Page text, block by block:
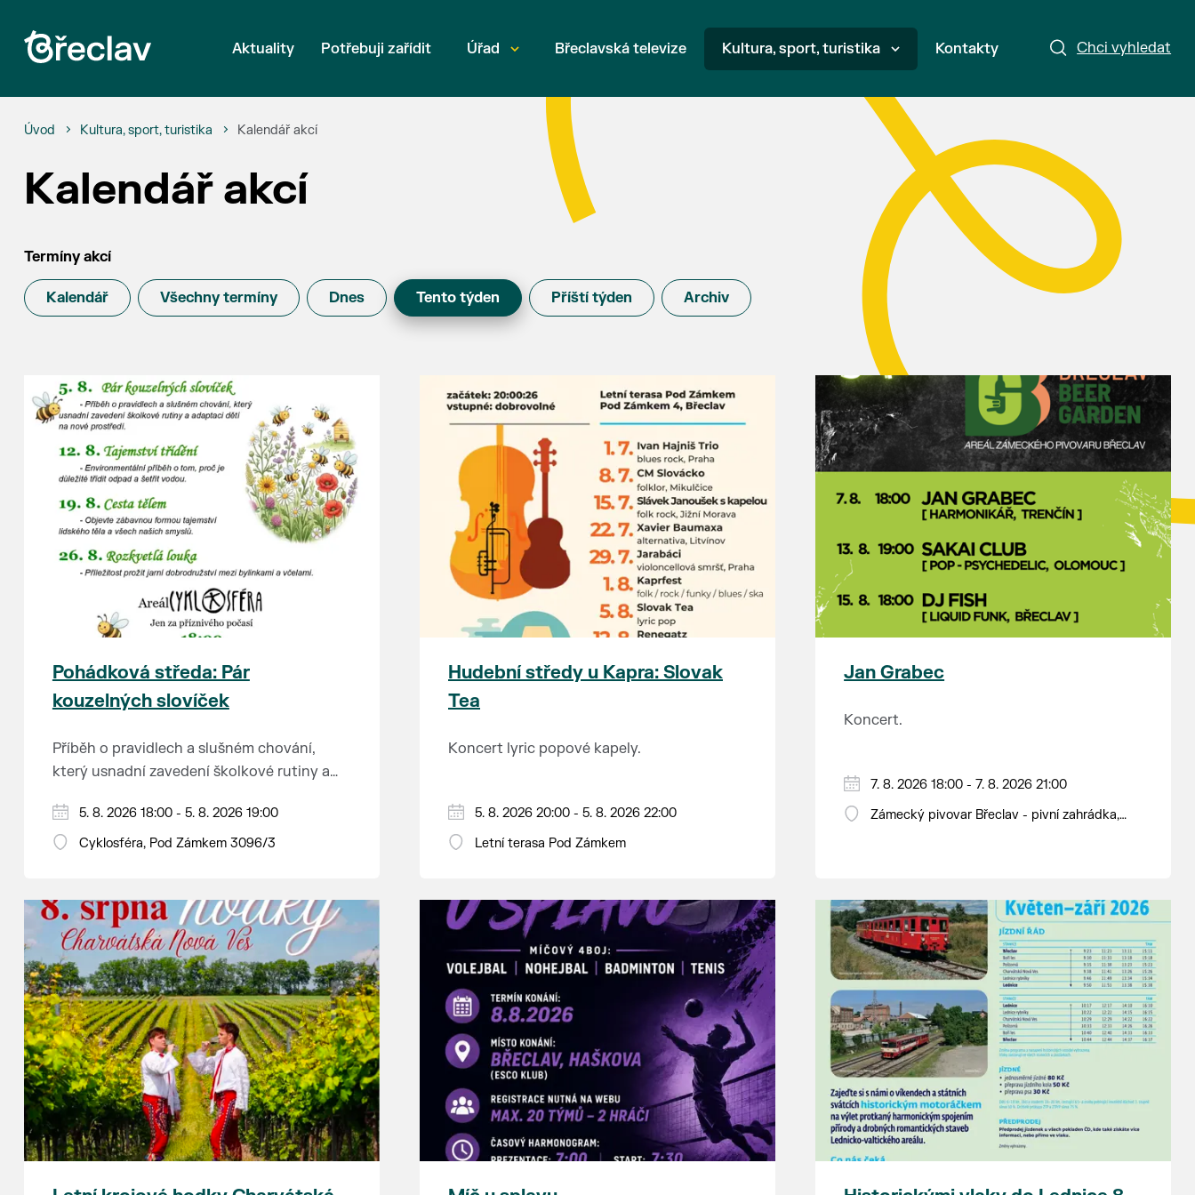
Chci vyhledat
Aktuality Potřebuji zařídit Úřad Břeclavská televize Kultura, sport, turistika Kontakty
Úvod Kultura, sport, turistika Kalendář akcí
Kalendář akcí
Termíny akcí
Kalendář Všechny termíny Dnes Tento týden Příští týden Archiv
Pohádková středa: Pár
kouzelných slovíček
Příběh o pravidlech a slušném chování,
který usnadní zavedení školkové rutiny a
Hraje se jen za příznivého počasí.
Vstupné dobrovolné.
5. 8. 2026 18:00 - 5. 8. 2026 19:00
Cyklosféra, Pod Zámkem 3096/3
Hudební středy u Kapra: Slovak
Tea
Koncert lyric popové kapely.
5. 8. 2026 20:00 - 5. 8. 2026 22:00
Letní terasa Pod Zámkem
Jan Grabec
Koncert.
7. 8. 2026 18:00 - 7. 8. 2026 21:00
Zámecký pivovar Břeclav - pivní zahrádka,